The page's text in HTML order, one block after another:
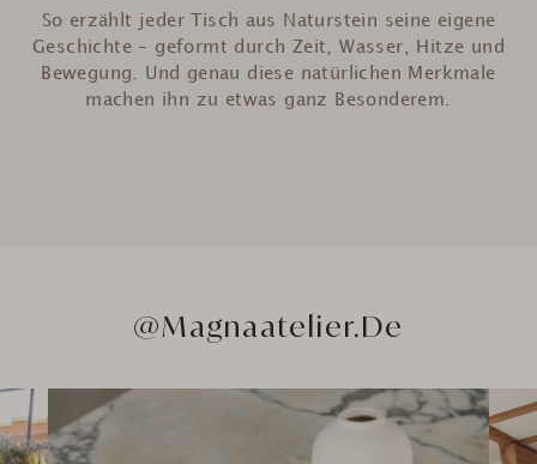
So erzählt jeder Tisch aus Naturstein seine eigene
Geschichte – geformt durch Zeit, Wasser, Hitze und
Bewegung. Und genau diese natürlichen Merkmale
machen ihn zu etwas ganz Besonderem.
@Magnaatelier.de